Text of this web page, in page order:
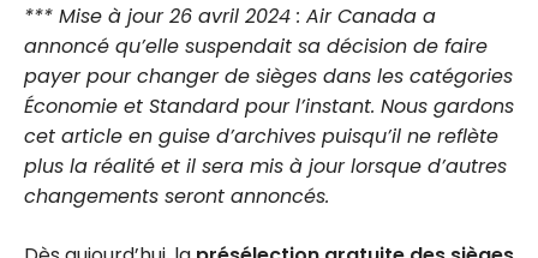
*** Mise à jour 26 avril 2024 : Air Canada a
annoncé qu’elle suspendait sa décision de faire
payer pour changer de sièges dans les catégories
Économie et Standard pour l’instant. Nous gardons
cet article en guise d’archives puisqu’il ne reflète
plus la réalité et il sera mis à jour lorsque d’autres
changements seront annoncés.